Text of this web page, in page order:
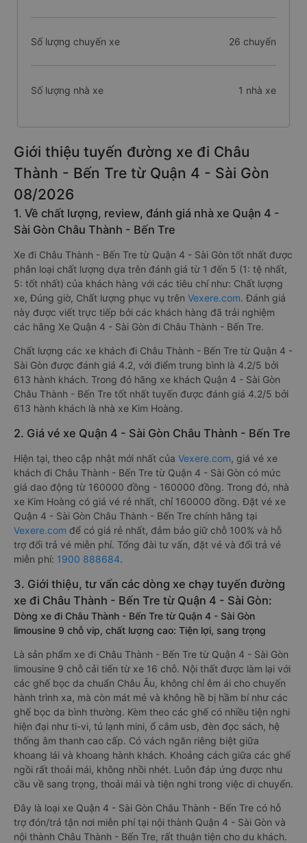
Số lượng chuyến xe 26 chuyến
Số lượng nhà xe 1 nhà xe
Giới thiệu tuyến đường xe đi Châu
Thành - Bến Tre từ Quận 4 - Sài Gòn
08/2026
1. Về chất lượng, review, đánh giá nhà xe Quận 4 -
Sài Gòn Châu Thành - Bến Tre
Xe đi Châu Thành - Bến Tre từ Quận 4 - Sài Gòn tốt nhất được
phân loại chất lượng dựa trên đánh giá từ 1 đến 5 (1: tệ nhất,
5: tốt nhất) của khách hàng với các tiêu chí như: Chất lượng
xe, Đúng giờ, Chất lượng phục vụ trên Vexere.com. Đánh giá
này được viết trực tiếp bởi các khách hàng đã trải nghiệm
các hãng Xe Quận 4 - Sài Gòn đi Châu Thành - Bến Tre.
Chất lượng các xe khách đi Châu Thành - Bến Tre từ Quận 4 -
Sài Gòn được đánh giá 4.2, với điểm trung bình là 4.2/5 bởi
613 hành khách. Trong đó hãng xe khách Quận 4 - Sài Gòn
Châu Thành - Bến Tre tốt nhất tuyến được đánh giá 4.2/5 bởi
613 hành khách là nhà xe Kim Hoàng.
2. Giá vé xe Quận 4 - Sài Gòn Châu Thành - Bến Tre
Hiện tại, theo cập nhật mới nhất của Vexere.com, giá vé xe
khách đi Châu Thành - Bến Tre từ Quận 4 - Sài Gòn có mức
giá dao động từ 160000 đồng - 160000 đồng. Trong đó, nhà
xe Kim Hoàng có giá vé rẻ nhất, chỉ 160000 đồng. Đặt vé xe
Quận 4 - Sài Gòn Châu Thành - Bến Tre chính hãng tại
Vexere.com để có giá rẻ nhất, đảm bảo giữ chỗ 100% và hỗ
trợ đổi trả vé miễn phí. Tổng đài tư vấn, đặt vé và đổi trả vé
miễn phí: 1900 888684.
3. Giới thiệu, tư vấn các dòng xe chạy tuyến đường
xe đi Châu Thành - Bến Tre từ Quận 4 - Sài Gòn:
Dòng xe đi Châu Thành - Bến Tre từ Quận 4 - Sài Gòn
limousine 9 chỗ vip, chất lượng cao: Tiện lợi, sang trọng
Là sản phẩm xe đi Châu Thành - Bến Tre từ Quận 4 - Sài Gòn
limousine 9 chỗ cải tiến từ xe 16 chỗ. Nội thất được làm lại với
các ghế bọc da chuẩn Châu Âu, không chỉ êm ái cho chuyến
hành trình xa, mà còn mát mẻ và không hề bị hầm bí như các
ghế bọc da bình thường. Kèm theo các ghế có nhiều tiện nghi
hiện đại như ti-vi, tủ lạnh mini, ổ cắm usb, đèn đọc sách, hệ
thống âm thanh cao cấp. Có vách ngăn riêng biệt giữa
khoang lái và khoang hành khách. Khoảng cách giữa các ghế
ngồi rất thoải mái, không nhồi nhét. Luôn đáp ứng được nhu
cầu về sang trọng, thoải mái và tiện nghi trong việc di chuyển.
Đây là loại xe Quận 4 - Sài Gòn Châu Thành - Bến Tre có hỗ
trợ đón/trả tận nơi miễn phí tại nội thành Quận 4 - Sài Gòn và
nội thành Châu Thành - Bến Tre, rất thuận tiện cho du khách.